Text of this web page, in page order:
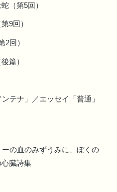
（第5回）
9回）
2回）
篇）
テナ」／エッセイ「普通」
の血のみずうみに、ぼくの
臓詩集